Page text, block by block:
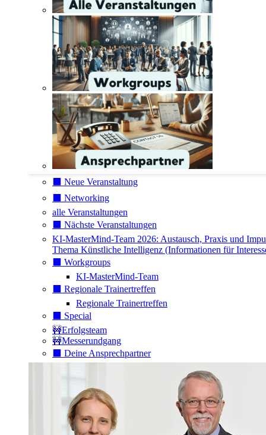
⬛️ Neue Veranstaltung
⬛️ Networking
alle Veranstaltungen
⬛️ Nächste Veranstaltungen
KI-MasterMind-Team 2026: Austausch, Praxis und
Thema Künstliche Intelligenz (Informationen für
⬛️ Workgroups
KI-MasterMind-Team
⬛️ Regionale Trainertreffen
Regionale Trainertreffen
⬛️ Special
🚧Erfolgsteam
🚧Messerundgang
⬛️ Deine Ansprechpartner